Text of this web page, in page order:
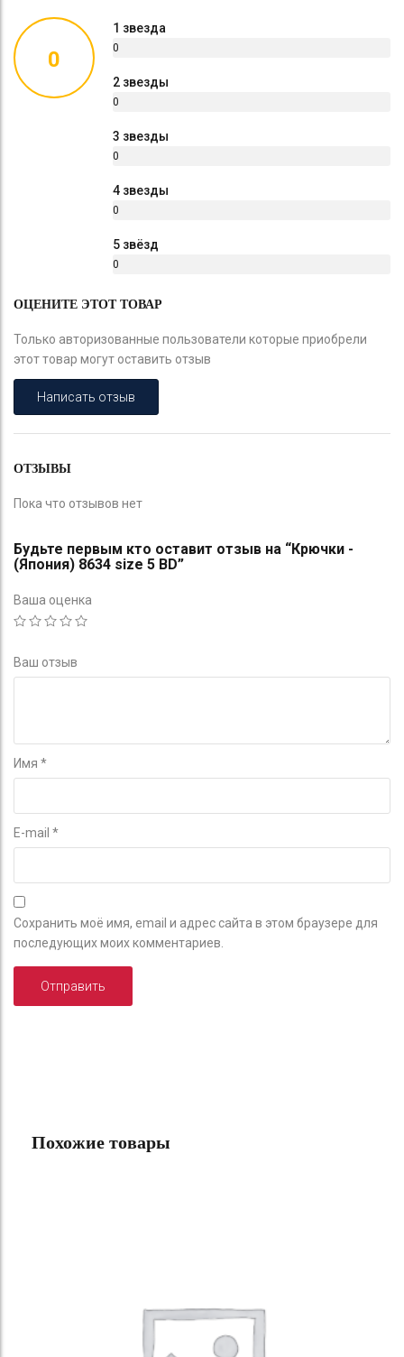
0
1 звезда
0
2 звезды
0
3 звезды
0
4 звезды
0
5 звёзд
0
ОЦЕНИТЕ ЭТОТ ТОВАР
Только авторизованные пользователи которые приобрели
этот товар могут оставить отзыв
Написать отзыв
ОТЗЫВЫ
Пока что отзывов нет
Будьте первым кто оставит отзыв на “Крючки -
(Япония) 8634 size 5 BD”
Ваша оценка
Ваш отзыв
Имя *
E-mail *
Сохранить моё имя, email и адрес сайта в этом браузере для
последующих моих комментариев.
Похожие товары